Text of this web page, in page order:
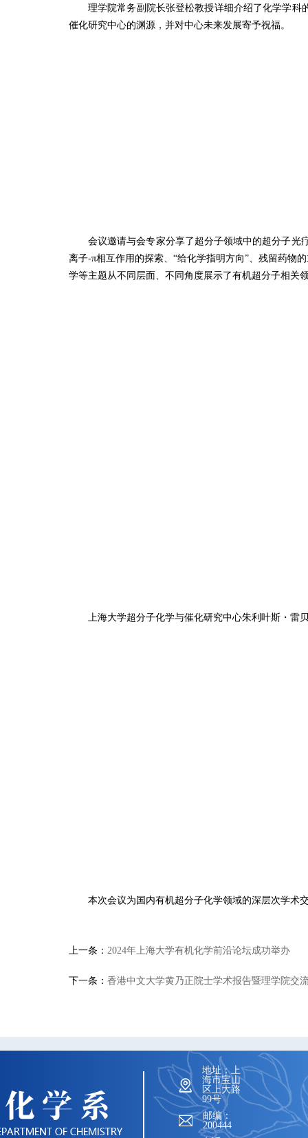
理学院常务副院长张登松教授详细介绍了化学学
催化研究中心的渊源，并对中心未来发展寄予祝福。
会议邀请与会专家分享了超分子领域中的超分子光
离子-π相互作用的探索、“给化学指明方向”、残留药物
学等主题从不同层面、不同角度展示了有机超分子相关
上海大学超分子化学与催化研究中心朱利叶斯・
本次会议为国内有机超分子化学领域的深层次学术
上一条： 2024年上海大学有机化学前沿论坛成功举办
下一条： 香港中文大学黄乃正院士学术报告暨理学院交
地址：上
海市宝山
区上大路
99号
邮编：
200444